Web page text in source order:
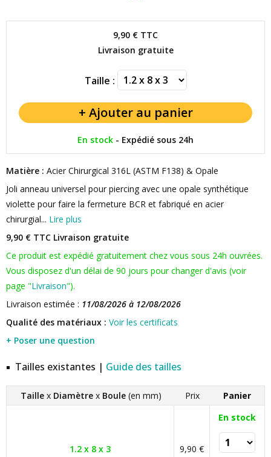
9,90 € TTC
Livraison gratuite
Taille :
En stock - Expédié sous 24h
Matière : Acier Chirurgical 316L (ASTM F138) & Opale
Joli anneau universel pour piercing avec une opale synthétique
violette pour faire la fermeture BCR et fabriqué en acier
chirurgial... Lire plus
9,90 € TTC Livraison gratuite
Ce produit est expédié gratuitement chez vous sous 24h ouvrées.
Vous disposez d'un délai de 90 jours pour changer d'avis (voir
page "Livraison").
Livraison estimée : 11/08/2026 à 12/08/2026
Qualité des matériaux : Voir les certificats
+ Poser une question
Tailles existantes | Guide des tailles
Taillex Diamètrex Boule(en mm) Prix Panier
1.2 x 8 x 3 9,90 €
En stock